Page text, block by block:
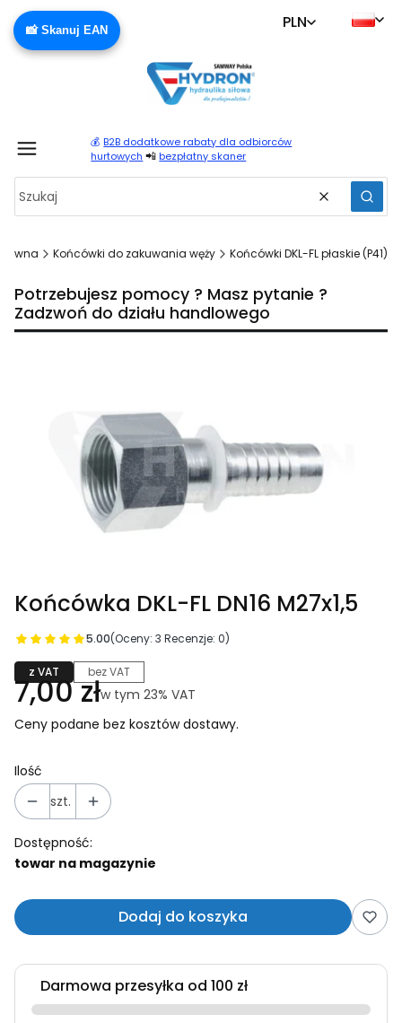
📸 Skanuj EAN PLN
💰 B2B dodatkowe rabaty dla odbiorców
hurtowych 📲 bezpłatny skaner
Wyczyść
Końcówki do zakuwania węży Końcówki DKL-FL płaskie (P41)
Potrzebujesz pomocy ? Masz pytanie ?
Zadzwoń do działu handlowego
Końcówka DKL-FL DN16 M27x1,5
5.00(Oceny: 3 Recenzje: 0)
z VAT bez VAT
Cena
7,00 złw tym 23% VAT
w tym 23% VAT
Ceny podane bez kosztów dostawy.
Ilość
szt.
Dostępność:
towar na magazynie
Dodaj do koszyka
Darmowa przesyłka od 100 zł